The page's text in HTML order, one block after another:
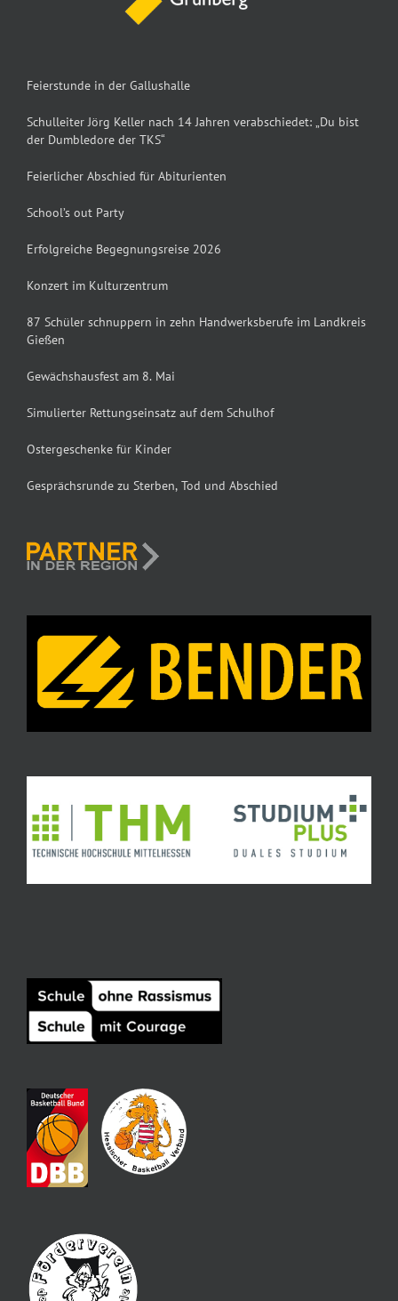
Feierstunde in der Gallushalle
Schulleiter Jörg Keller nach 14 Jahren verabschiedet: „Du bist
der Dumbledore der TKS“
Feierlicher Abschied für Abiturienten
School’s out Party
Erfolgreiche Begegnungsreise 2026
Konzert im Kulturzentrum
87 Schüler schnuppern in zehn Handwerksberufe im Landkreis
Gießen
Gewächshausfest am 8. Mai
Simulierter Rettungseinsatz auf dem Schulhof
Ostergeschenke für Kinder
Gesprächsrunde zu Sterben, Tod und Abschied